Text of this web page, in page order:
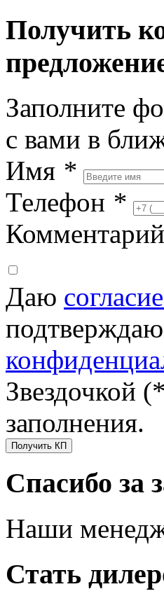
Получить
Заполните
с вами в
Имя *
Телефон *
Комментарий
Даю
подтверждаю
Звездочкой
заполнения.
Получить КП
Спасибо за
Наши
Стать